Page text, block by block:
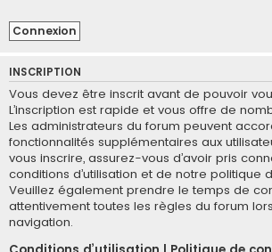
INSCRIPTION
Vous devez être inscrit avant de pouvoir
L’inscription est rapide et vous offre de
Les administrateurs du forum peuvent
fonctionnalités supplémentaires aux
vous inscrire, assurez-vous d’avoir pris
conditions d’utilisation et de notre politique
Veuillez également prendre le temps de
attentivement toutes les règles du forum
navigation.